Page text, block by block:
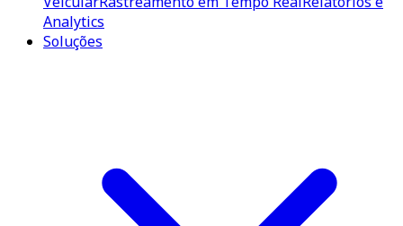
Analytics
Soluções